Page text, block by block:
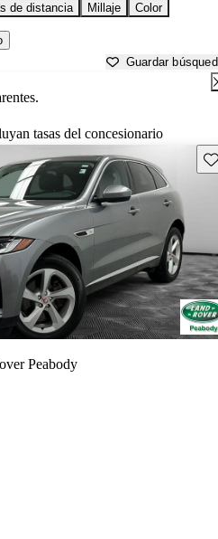
de distancia Millaje Color
Guardar
tasas del concesionario
Peabody